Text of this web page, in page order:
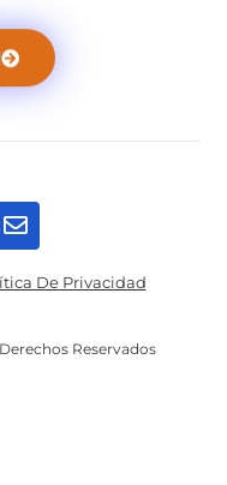
De Privacidad
Reservados